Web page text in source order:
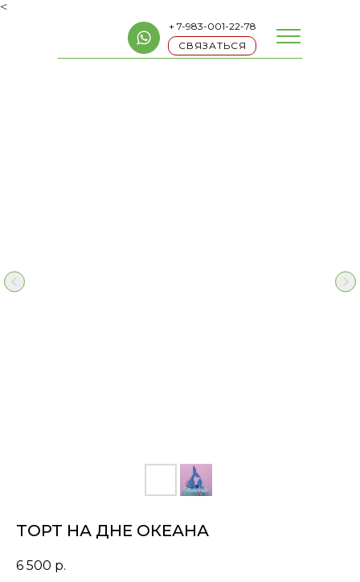
<
+ 7-983-001-22-78
СВЯЗАТЬСЯ
ТОРТ НА ДНЕ ОКЕАНА
6 500 р.